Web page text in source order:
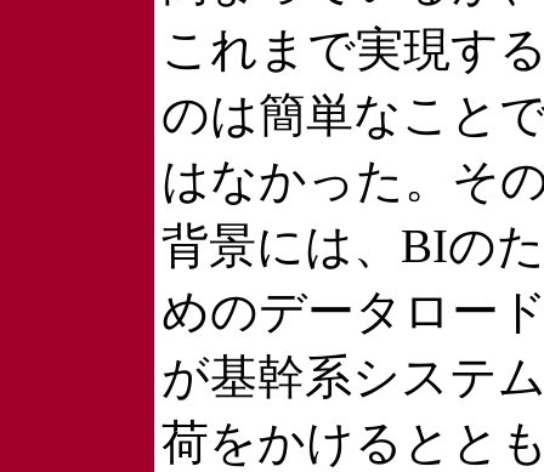
これまで実現す
のは簡単なこと
はなかった。そ
背景には、BIのた
めのデータロー
が基幹系システ
荷をかけるとと